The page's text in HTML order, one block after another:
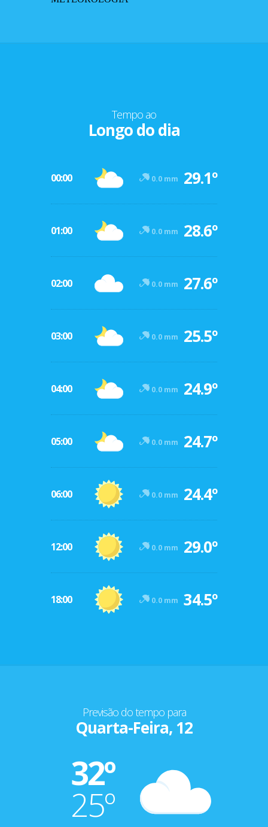
Tempo ao
Longo do dia
00:00 0.0 mm 29.1º
01:00 0.0 mm 28.6º
02:00 0.0 mm 27.6º
03:00 0.0 mm 25.5º
04:00 0.0 mm 24.9º
05:00 0.0 mm 24.7º
06:00 0.0 mm 24.4º
12:00 0.0 mm 29.0º
18:00 0.0 mm 34.5º
Previsão do tempo para
Quarta-Feira, 12
32º
25º